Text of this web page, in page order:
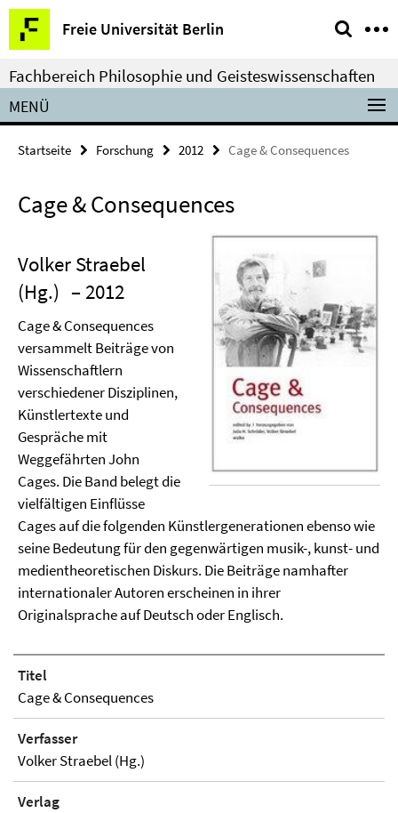
Springe
direkt
zu
Inhalt
Freie Universität Berlin
Service-
Navigation
Fachbereich Philosophie und Geisteswissenschaften
MENÜ
Startseite Forschung 2012 Cage & Consequences
Cage & Consequences
Volker Straebel
(Hg.) – 2012
Cage & Consequences
versammelt Beiträge von
Wissenschaftlern
verschiedener Disziplinen,
Künstlertexte und
Gespräche mit
Weggefährten John
Cages. Die Band belegt die
vielfältigen Einflüsse
Cages auf die folgenden Künstlergenerationen ebenso wie
seine Bedeutung für den gegenwärtigen musik-, kunst- und
medientheoretischen Diskurs. Die Beiträge namhafter
internationaler Autoren erscheinen in ihrer
Originalsprache auf Deutsch oder Englisch.
Titel
Cage & Consequences
Verfasser
Volker Straebel (Hg.)
Verlag